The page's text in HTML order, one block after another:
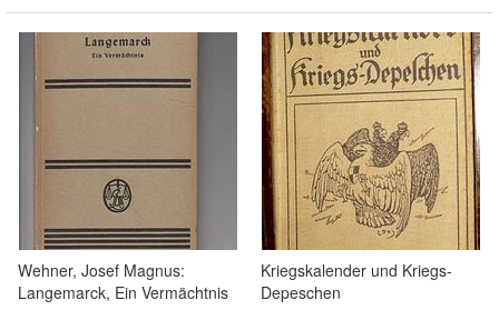
Wehner, Josef Magnus:
Langemarck, Ein Vermächtnis
Kriegskalender und Kriegs-
Depeschen